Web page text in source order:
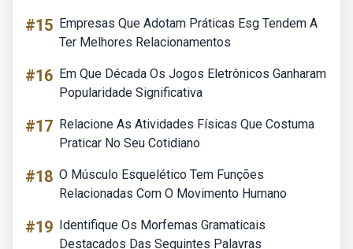
#15 Empresas Que Adotam Práticas Esg Tendem A
Ter Melhores Relacionamentos
#16 Em Que Década Os Jogos Eletrônicos Ganharam
Popularidade Significativa
#17 Relacione As Atividades Físicas Que Costuma
Praticar No Seu Cotidiano
#18 O Músculo Esquelético Tem Funções
Relacionadas Com O Movimento Humano
#19 Identifique Os Morfemas Gramaticais
Destacados Das Seguintes Palavras